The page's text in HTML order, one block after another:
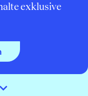
exklusive